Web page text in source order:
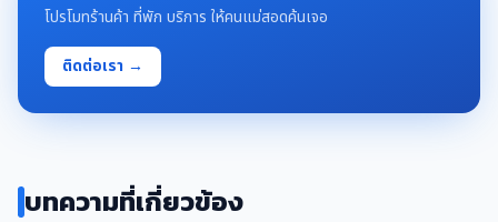
โปรโมทร้านค้า ที่พัก บริการ ให้คนแม่สอดค้นเจอ
ติดต่อเรา →
บทความที่เกี่ยวข้อง